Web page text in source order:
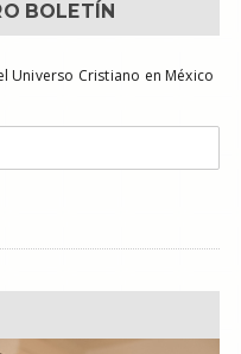
BOLETÍN
Universo Cristiano en México